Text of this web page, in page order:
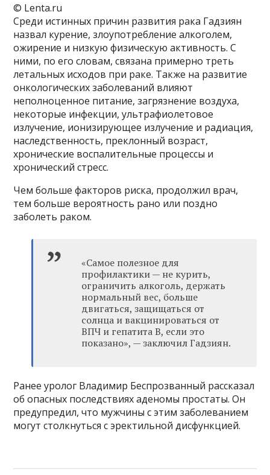
© Lenta.ru
Среди истинных причин развития рака Гадзиян
назвал курение, злоупотребление алкоголем,
ожирение и низкую физическую активность. С
ними, по его словам, связана примерно треть
летальных исходов при раке. Также на развитие
онкологических заболеваний влияют
неполноценное питание, загрязнение воздуха,
некоторые инфекции, ультрафиолетовое
излучение, ионизирующее излучение и радиация,
наследственность, преклонный возраст,
хронические воспалительные процессы и
хронический стресс.
Чем больше факторов риска, продолжил врач,
тем больше вероятность рано или поздно
заболеть раком.
«Самое полезное для
профилактики — не курить,
ограничить алкоголь, держать
нормальный вес, больше
двигаться, защищаться от
солнца и вакцинироваться от
ВПЧ и гепатита B, если это
показано», — заключил Гадзиян.
Ранее уролог Владимир Беспрозванный рассказал
об опасных последствиях аденомы простаты. Он
предупредил, что мужчины с этим заболеванием
могут столкнуться с эректильной дисфункцией.